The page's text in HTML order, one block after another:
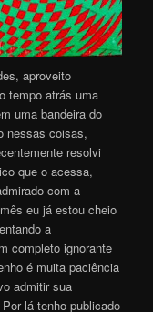
aproveito
tempo atrás uma
uma bandeira do
nessas coisas,
resolvi
que o acessa,
com a
eu já estou cheio
a
completo ignorante
é muita paciência
admitir sua
lá tenho publicado